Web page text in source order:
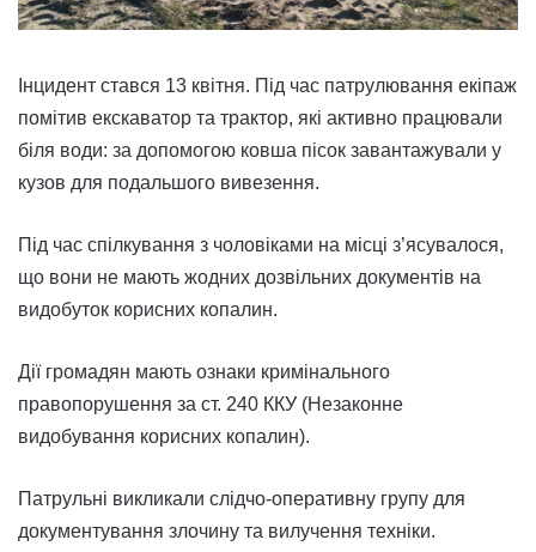
Інцидент стався 13 квітня. Під час патрулювання екіпаж
помітив екскаватор та трактор, які активно працювали
біля води: за допомогою ковша пісок завантажували у
кузов для подальшого вивезення.
Під час спілкування з чоловіками на місці з’ясувалося,
що вони не мають жодних дозвільних документів на
видобуток корисних копалин.
Дії громадян мають ознаки кримінального
правопорушення за ст. 240 ККУ (Незаконне
видобування корисних копалин).
Патрульні викликали слідчо-оперативну групу для
документування злочину та вилучення техніки.